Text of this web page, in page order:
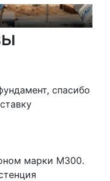
спасибо
марки М300.